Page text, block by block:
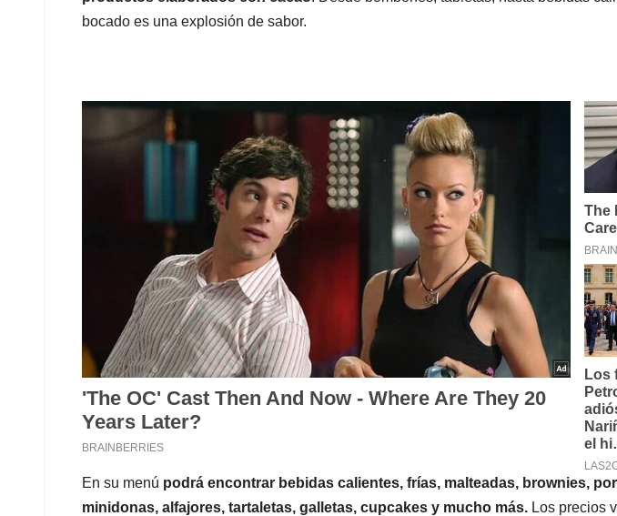
bocado es una explosión de sabor.
En su menú podrá encontrar bebidas calientes, frías, malteadas, brownies,
minidonas, alfajores, tartaletas, galletas, cupcakes y mucho más. Los precios